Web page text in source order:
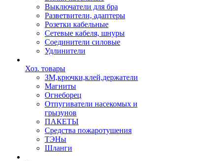
Выключатели для бра
Разветвители, адаптеры
Розетки кабельные
Сетевые кабеля, шнуры
Соединители силовые
Удлинители
Хоз. товары
ЗМ,крючки,клей,держатели
Магниты
Огнеборец
Отпугиватели насекомых и
грызунов
ПАКЕТЫ
Средства пожаротушения
ТЭНы
Шланги